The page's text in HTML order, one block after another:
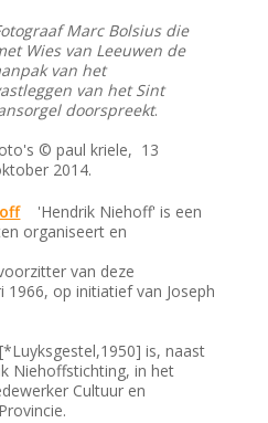
Marc Bolsius die
Wies van Leeuwen de
van het
van het Sint
doorspreekt.
© paul kriele, 13
2014.
'Hendrik Niehoff' is een
organiseert en
van deze
op initiatief van Joseph
is, naast
Niehoffstichting, in het
Cultuur en